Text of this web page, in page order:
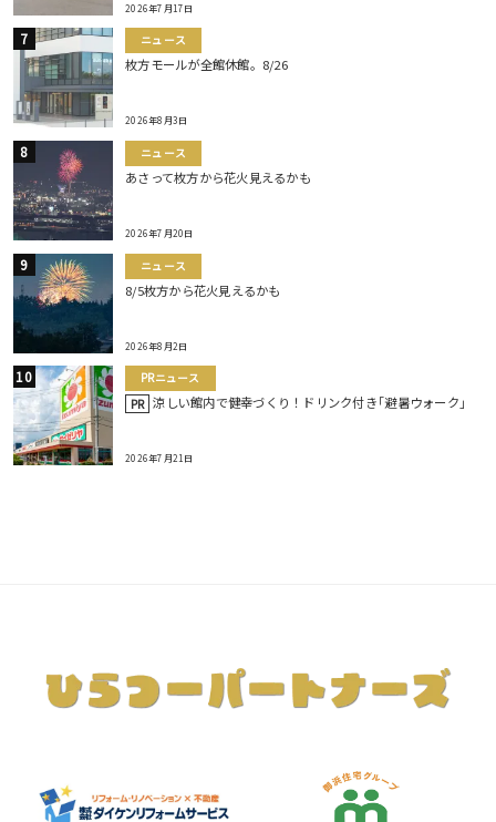
2026年7月17日
ニュース
枚方モールが全館休館。8/26
2026年8月3日
ニュース
あさって枚方から花火見えるかも
2026年7月20日
ニュース
8/5枚方から花火見えるかも
2026年8月2日
PRニュース
PR 涼しい館内で健幸づくり！ドリンク付き｢避暑ウォーク｣
2026年7月21日